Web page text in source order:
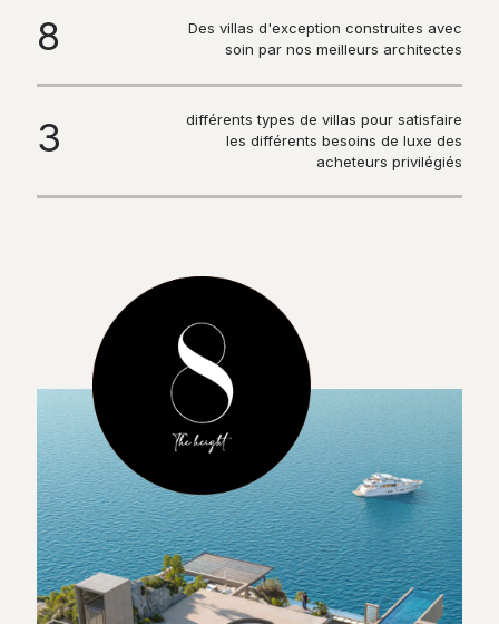
8
Des villas d'exception construites avec
soin par nos meilleurs architectes
3
différents types de villas pour satisfaire
les différents besoins de luxe des
acheteurs privilégiés